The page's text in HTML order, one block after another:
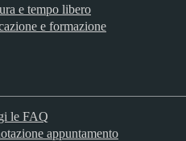
e tempo libero
e formazione
le FAQ
appuntamento